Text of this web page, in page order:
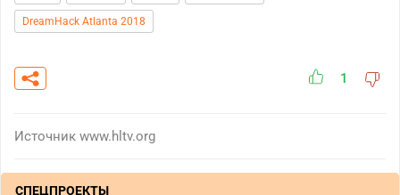
DreamHack Atlanta 2018
1
Источник www.hltv.org
СПЕЦПРОЕКТЫ